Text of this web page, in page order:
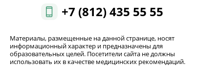
+7 (812) 435 55 55
Материалы, размещенные на данной странице, носят
информационный характер и предназначены для
образовательных целей. Посетители сайта не должны
использовать их в качестве медицинских рекомендаций.